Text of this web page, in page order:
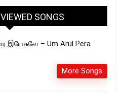
SONGS
இயேசுவே – Um Arul Pera
More Songs